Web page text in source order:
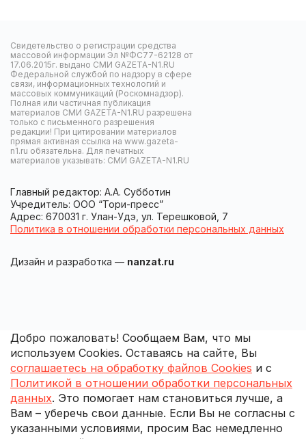
Свидетельство о регистрации средства
массовой информации Эл №ФС77-62128 от
17.06.2015г. выдано СМИ GAZETA-N1.RU
Федеральной службой по надзору в сфере
связи, информационных технологий и
массовых коммуникаций (Роскомнадзор).
Полная или частичная публикация
материалов СМИ GAZETA-N1.RU разрешена
только с письменного разрешения
редакции! При цитировании материалов
прямая активная ссылка на www.gazeta-
n1.ru обязательна. Для печатных
материалов указывать: СМИ GAZETA-N1.RU
Главный редактор: А.А. Субботин
Учредитель: ООО “Тори-пресс”
Адрес: 670031 г. Улан-Удэ, ул. Терешковой, 7
Политика в отношении обработки персональных данных
Дизайн и разработка — nanzat.ru
Добро пожаловать! Сообщаем Вам, что мы
используем Cookies. Оставаясь на сайте, Вы
соглашаетесь на обработку файлов Cookies и с
Политикой в отношении обработки персональных
данных. Это помогает нам становиться лучше, а
Вам – уберечь свои данные. Если Вы не согласны с
указанными условиями, просим Вас немедленно